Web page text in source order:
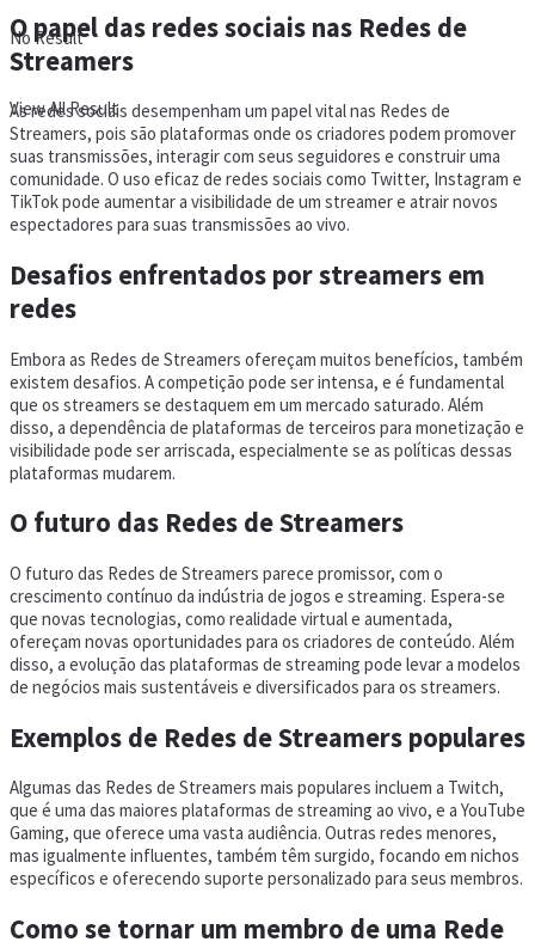
No Result
View All Result
O papel das redes sociais nas Redes de
Streamers
As redes sociais desempenham um papel vital nas Redes de
Streamers, pois são plataformas onde os criadores podem promover
suas transmissões, interagir com seus seguidores e construir uma
comunidade. O uso eficaz de redes sociais como Twitter, Instagram e
TikTok pode aumentar a visibilidade de um streamer e atrair novos
espectadores para suas transmissões ao vivo.
Desafios enfrentados por streamers em
redes
Embora as Redes de Streamers ofereçam muitos benefícios, também
existem desafios. A competição pode ser intensa, e é fundamental
que os streamers se destaquem em um mercado saturado. Além
disso, a dependência de plataformas de terceiros para monetização e
visibilidade pode ser arriscada, especialmente se as políticas dessas
plataformas mudarem.
O futuro das Redes de Streamers
O futuro das Redes de Streamers parece promissor, com o
crescimento contínuo da indústria de jogos e streaming. Espera-se
que novas tecnologias, como realidade virtual e aumentada,
ofereçam novas oportunidades para os criadores de conteúdo. Além
disso, a evolução das plataformas de streaming pode levar a modelos
de negócios mais sustentáveis e diversificados para os streamers.
Exemplos de Redes de Streamers populares
Algumas das Redes de Streamers mais populares incluem a Twitch,
que é uma das maiores plataformas de streaming ao vivo, e a YouTube
Gaming, que oferece uma vasta audiência. Outras redes menores,
mas igualmente influentes, também têm surgido, focando em nichos
específicos e oferecendo suporte personalizado para seus membros.
Como se tornar um membro de uma Rede